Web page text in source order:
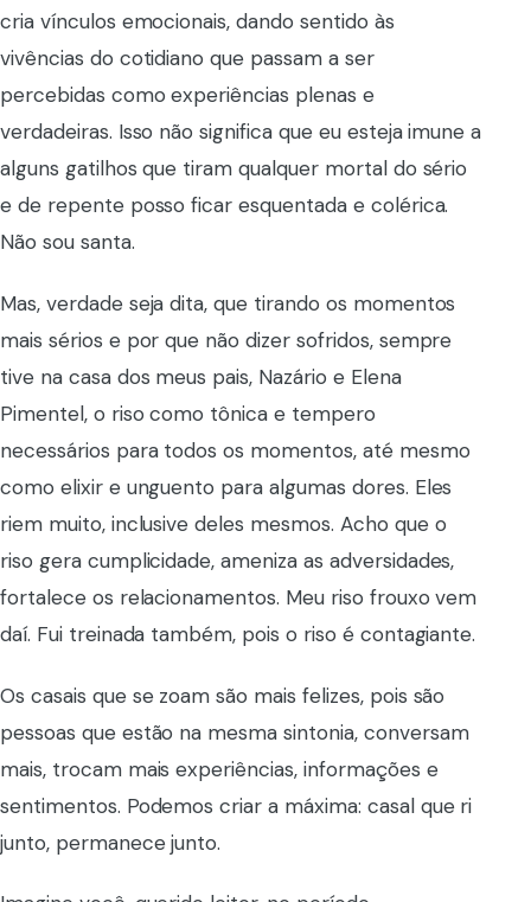
cria vínculos emocionais, dando sentido às
vivências do cotidiano que passam a ser
percebidas como experiências plenas e
verdadeiras. Isso não significa que eu esteja imune a
alguns gatilhos que tiram qualquer mortal do sério
e de repente posso ficar esquentada e colérica.
Não sou santa.
Mas, verdade seja dita, que tirando os momentos
mais sérios e por que não dizer sofridos, sempre
tive na casa dos meus pais, Nazário e Elena
Pimentel, o riso como tônica e tempero
necessários para todos os momentos, até mesmo
como elixir e unguento para algumas dores. Eles
riem muito, inclusive deles mesmos. Acho que o
riso gera cumplicidade, ameniza as adversidades,
fortalece os relacionamentos. Meu riso frouxo vem
daí. Fui treinada também, pois o riso é contagiante.
Os casais que se zoam são mais felizes, pois são
pessoas que estão na mesma sintonia, conversam
mais, trocam mais experiências, informações e
sentimentos. Podemos criar a máxima: casal que ri
junto, permanece junto.